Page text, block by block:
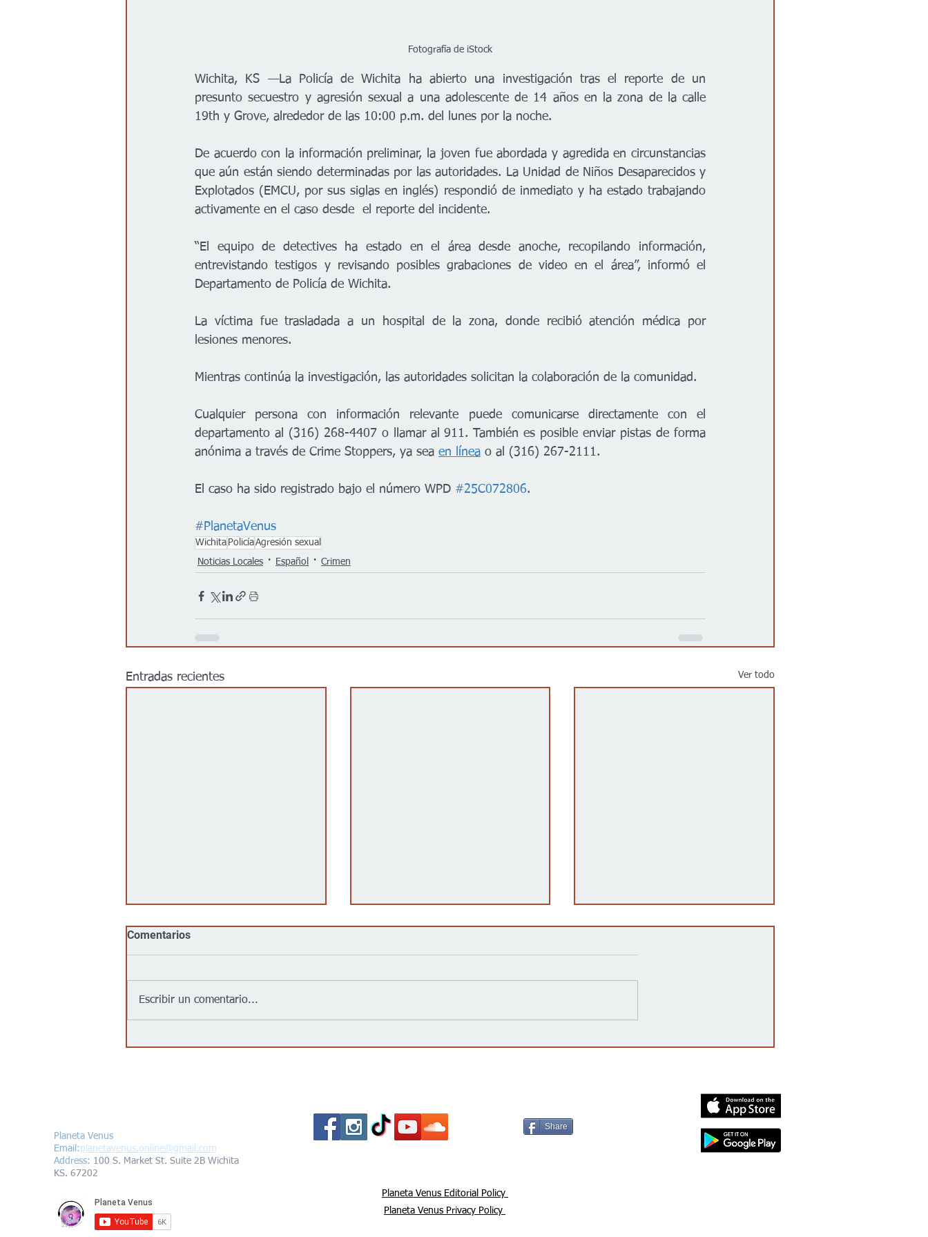
Fotografía de iStock
Wichita, KS —La Policía de Wichita ha abierto una investigación tras el reporte de un
presunto secuestro y agresión sexual a una adolescente de 14 años en la zona de la calle
19th y Grove, alrededor de las 10:00 p.m. del lunes por la noche.
De acuerdo con la información preliminar, la joven fue abordada y agredida en circunstancias
que aún están siendo determinadas por las autoridades. La Unidad de Niños Desaparecidos y
Explotados (EMCU, por sus siglas en inglés) respondió de inmediato y ha estado trabajando
activamente en el caso desde  el reporte del incidente.
“El equipo de detectives ha estado en el área desde anoche, recopilando información,
entrevistando testigos y revisando posibles grabaciones de video en el área”, informó el
Departamento de Policía de Wichita.
La víctima fue trasladada a un hospital de la zona, donde recibió atención médica por
lesiones menores.
Mientras continúa la investigación, las autoridades solicitan la colaboración de la comunidad.
Cualquier persona con información relevante puede comunicarse directamente con el
departamento al (316) 268-4407 o llamar al 911. También es posible enviar pistas de forma
anónima a través de Crime Stoppers, ya sea en línea o al (316) 267-2111.
El caso ha sido registrado bajo el número WPD #25C072806.
#PlanetaVenus
Wichita PolicíaAgresión sexual
Noticias Locales
Español Crimen
Entradas recientes Ver todo
Comentarios
Escribir un comentario...
Planeta Venus
Email:planetavenus.online@gmail.com
Address: 100 S. Market St. Suite 2B Wichita
KS. 67202
Share
Planeta Venus Privacy Policy
Planeta Venus Editorial Policy